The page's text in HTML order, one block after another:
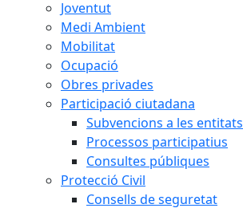
Joventut
Medi Ambient
Mobilitat
Ocupació
Obres privades
Participació ciutadana
Subvencions a les entitats
Processos participatius
Consultes públiques
Protecció Civil
Consells de seguretat